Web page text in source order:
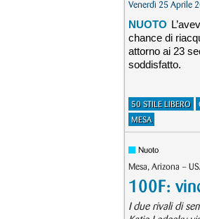
Venerdì 25 Aprile
NUOTO
chance di
attorno ai 23
soddisfatto.
50 STILE LIBERO
MESA
Nuoto
Mesa, Arizona –
100F:
I due rivali di